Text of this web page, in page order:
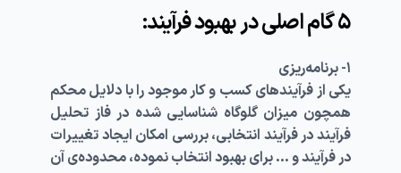
۵ گام اصلی در بهبود فرآیند:
۱- برنامه‌ریزی
یکی از فرآیندهای کسب و کار موجود را با دلایل محکم
همچون میزان گلوگاه شناسایی شده در فاز تحلیل
فرآیند در فرآیند انتخابی، بررسی امکان ایجاد تغییرات
در فرآیند و … برای بهبود انتخاب نموده، محدوده‌ی آن